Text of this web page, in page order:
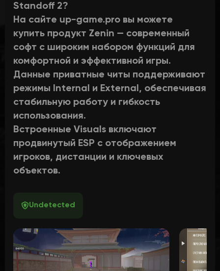
Standoff 2?
На сайте up-game.pro вы можете
купить продукт Zenin — современный
софт с широким набором функций для
комфортной и эффективной игры.
Данные приватные читы поддерживают
режимы Internal и External, обеспечивая
стабильную работу и гибкость
использования.
Встроенные Visuals включают
продвинутый ESP с отображением
игроков, дистанции и ключевых
объектов.
Undetected